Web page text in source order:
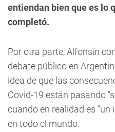
entiendan bien que es lo
completó.
Por otra parte, Alfonsín
debate público en
idea de que las
Covid-19 están pasando
cuando en realidad es
en todo el mundo.